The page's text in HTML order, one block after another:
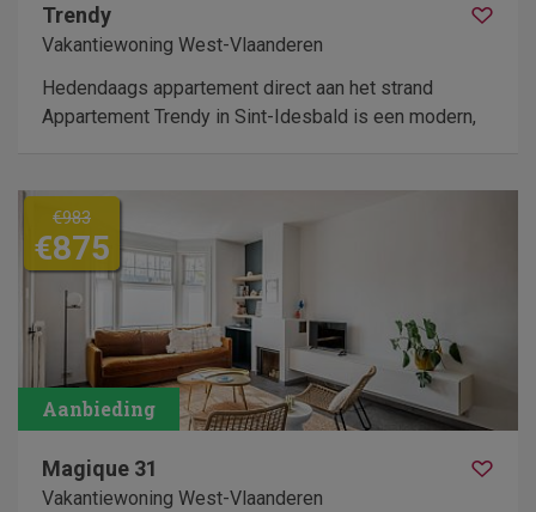
Trendy
Vakantiewoning West-Vlaanderen
Hedendaags appartement direct aan het strand
Appartement Trendy in Sint-Idesbald is een modern,
€983
€875
Magique 31
Vakantiewoning West-Vlaanderen